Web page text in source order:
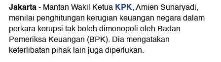
Jakarta-Mantan Wakil KetuaKPK, Amien Sunaryadi,
menilai penghitungan kerugian keuangan negara dalam
perkara korupsi tak boleh dimonopoli oleh Badan
Pemeriksa Keuangan (BPK). Dia mengatakan
keterlibatan pihak lain juga diperlukan.